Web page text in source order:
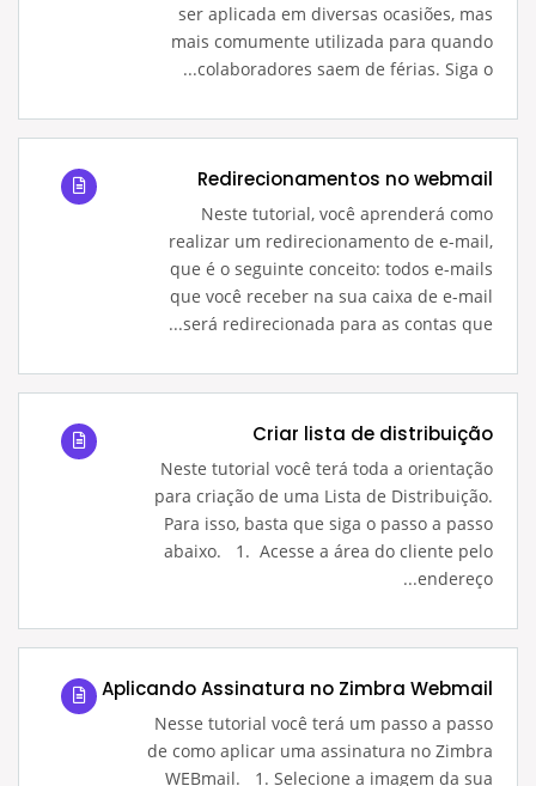
ser aplicada em diversas ocasiões, mas
mais comumente utilizada para quando
colaboradores saem de férias. Siga o...
Redirecionamentos no webmail
Neste tutorial, você aprenderá como
realizar um redirecionamento de e-mail,
que é o seguinte conceito: todos e-mails
que você receber na sua caixa de e-mail
será redirecionada para as contas que...
Criar lista de distribuição
Neste tutorial você terá toda a orientação
para criação de uma Lista de Distribuição.
Para isso, basta que siga o passo a passo
abaixo. 1. Acesse a área do cliente pelo
endereço...
Aplicando Assinatura no Zimbra Webmail
Nesse tutorial você terá um passo a passo
de como aplicar uma assinatura no Zimbra
WEBmail. 1. Selecione a imagem da sua